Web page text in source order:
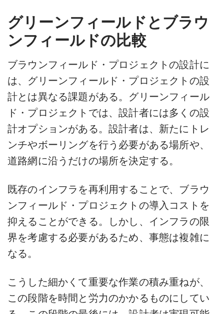
グリーンフィールドとブラウ
ンフィールドの比較
ブラウンフィールド・プロジェクトの設計に
は、グリーンフィールド・プロジェクトの設
計とは異なる課題がある。グリーンフィール
ド・プロジェクトでは、設計者には多くの設
計オプションがある。設計者は、新たにトレ
ンチやボーリングを行う必要がある場所や、
道路網に沿うだけの場所を決定する。
既存のインフラを再利用することで、ブラウ
ンフィールド・プロジェクトの導入コストを
抑えることができる。しかし、インフラの限
界を考慮する必要があるため、事態は複雑に
なる。
こうした細かくて重要な作業の積み重ねが、
この段階を時間と労力のかかるものにしてい